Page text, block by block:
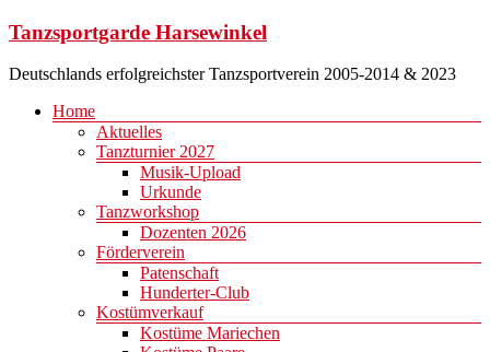
Zum
springen
Tanzsportgarde Harsewinkel
Deutschlands erfolgreichster Tanzsportverein 2005-2014 & 2023
Menü
Home
Aktuelles
Tanzturnier 2027
Musik-Upload
Urkunde
Tanzworkshop
Dozenten 2026
Förderverein
Patenschaft
Hunderter-Club
Kostümverkauf
Kostüme Mariechen